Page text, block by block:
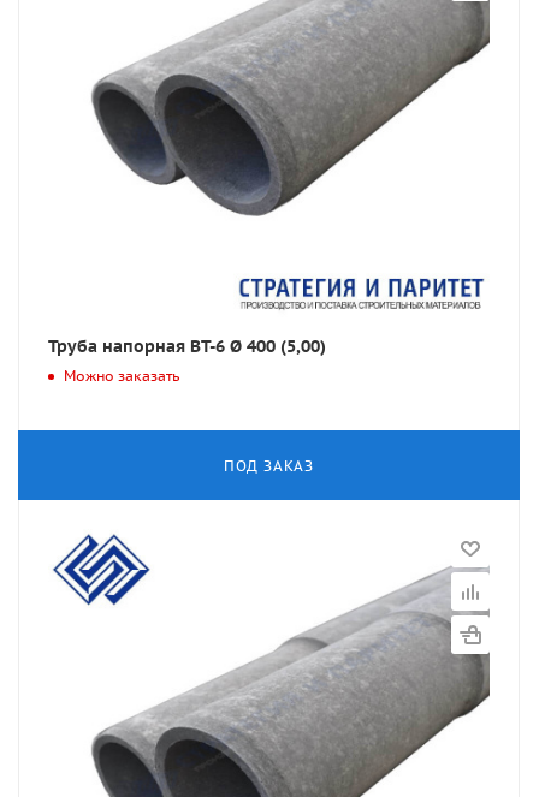
Труба напорная ВТ-6 Ø 400 (5,00)
Можно заказать
ПОД ЗАКАЗ